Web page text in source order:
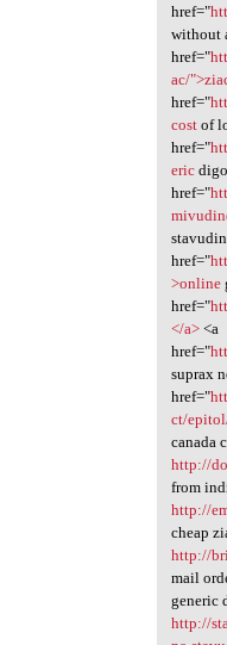
href="
without
href="
ac/
href="
costof
href="
eric
href="
href="
>online
href="
</a><a
href="
suprax
href="
ct/
canada
http://
from
http://
cheap
http://
mail
generic
http://